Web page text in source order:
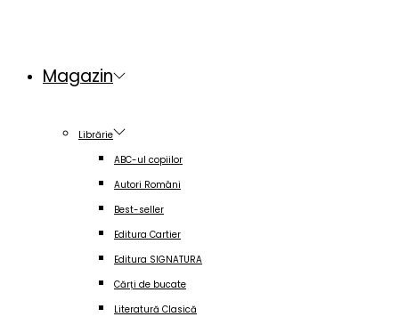
Magazin
Librărie
ABC-ul copiilor
Autori Români
Best-seller
Editura Cartier
Editura SIGNATURA
Cărți de bucate
Literatură Clasică